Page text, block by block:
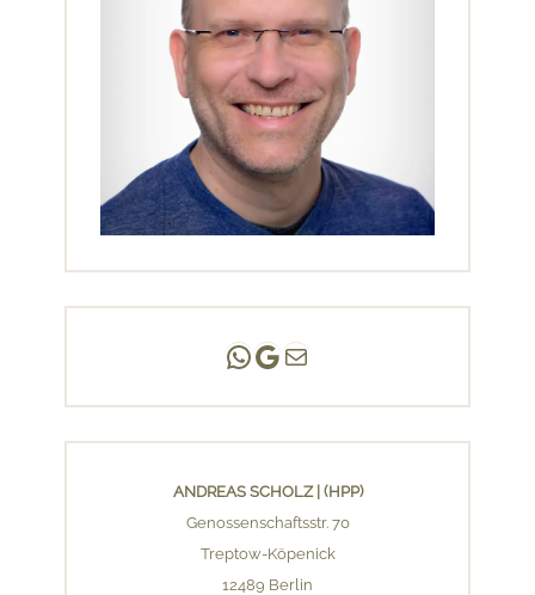
Andreas Scholz | (HPP)
Praxis Adlershof
E-Mail an mich ...
ANDREAS SCHOLZ | (HPP)
Genossenschaftsstr. 70
Treptow-Köpenick
12489 Berlin